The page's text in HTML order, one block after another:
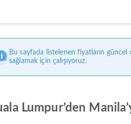
Bu sayfada listelenen fiyatların
sağlamak için çalışıyoruz.
Lumpur’den